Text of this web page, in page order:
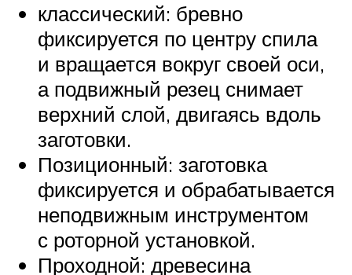
классический: бревно
фиксируется по центру спила
и вращается вокруг своей оси,
а подвижный резец снимает
верхний слой, двигаясь вдоль
заготовки.
Позиционный: заготовка
фиксируется и обрабатывается
неподвижным инструментом
с роторной установкой.
Проходной: древесина